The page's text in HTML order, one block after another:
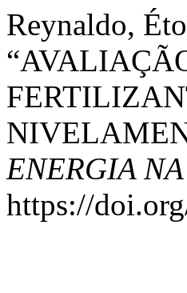
Reynaldo,
ENERGIA
https://